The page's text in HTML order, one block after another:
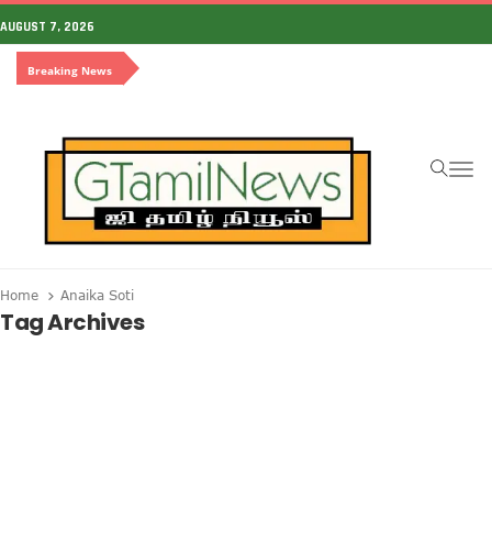
AUGUST 7, 2026
Breaking News
Home Anaika Soti
Tag Archives